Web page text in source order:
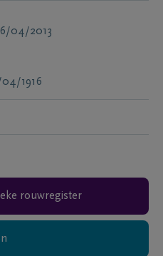
04/2013
1916
rouwregister